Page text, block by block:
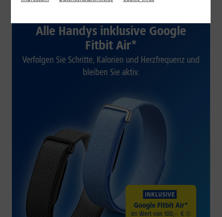
Alle Handys inklusive Google
Fitbit Air*
Verfolgen Sie Schritte, Kalorien und Herzfrequenz und
bleiben Sie aktiv.